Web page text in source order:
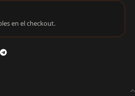
en el checkout.